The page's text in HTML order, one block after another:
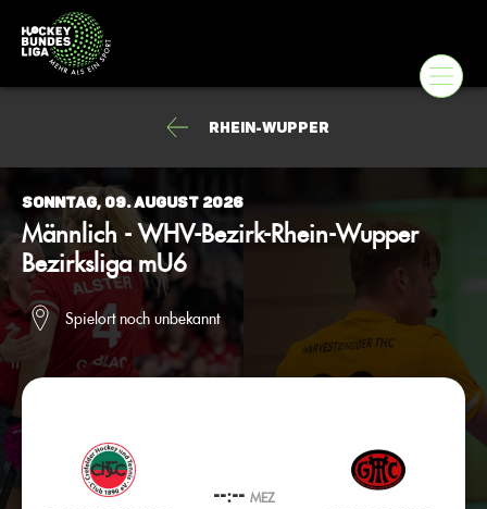
Rhein-Wupper
Sonntag, 09. August 2026
Männlich - WHV-Bezirk-Rhein-Wupper
Bezirksliga mU6
Spielort noch unbekannt
--:-- MEZ